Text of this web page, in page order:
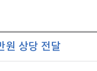
원 상당 전달